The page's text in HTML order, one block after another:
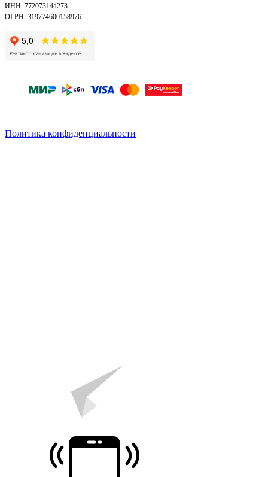
ИНН: 772073144273
ОГРН: 319774600158976
Политика конфиденциальности